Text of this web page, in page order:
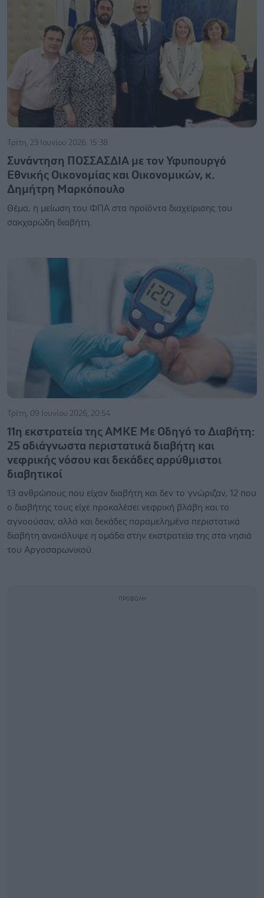
Τρίτη, 23 Ιουνίου 2026, 15:38
Συνάντηση ΠΟΣΣΑΣΔΙΑ με τον Υφυπουργό
Εθνικής Οικονομίας και Οικονομικών, κ.
Δημήτρη Μαρκόπουλο
Θέμα, η μείωση του ΦΠΑ στα προϊόντα διαχείρισης του
σακχαρώδη διαβήτη.
Τρίτη, 09 Ιουνίου 2026, 20:54
11η εκστρατεία της ΑΜΚΕ Με Οδηγό το Διαβήτη:
25 αδιάγνωστα περιστατικά διαβήτη και
νεφρικής νόσου και δεκάδες αρρύθμιστοι
διαβητικοί
13 ανθρώπους που είχαν διαβήτη και δεν το γνώριζαν, 12 που
ο διαβήτης τους είχε προκαλέσει νεφρική βλάβη και το
αγνοούσαν, αλλά και δεκάδες παραμελημένα περιστατικά
διαβήτη ανακάλυψε η ομάδα στην εκστρατεία της στα νησιά
του Αργοσαρωνικού.